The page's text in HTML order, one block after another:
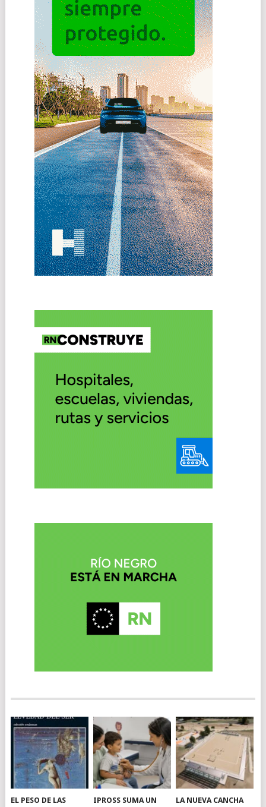
EL PESO DE LAS IPROSS SUMA UN LA NUEVA CANCHA